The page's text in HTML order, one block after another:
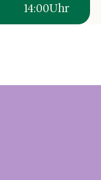
14:00Uhr